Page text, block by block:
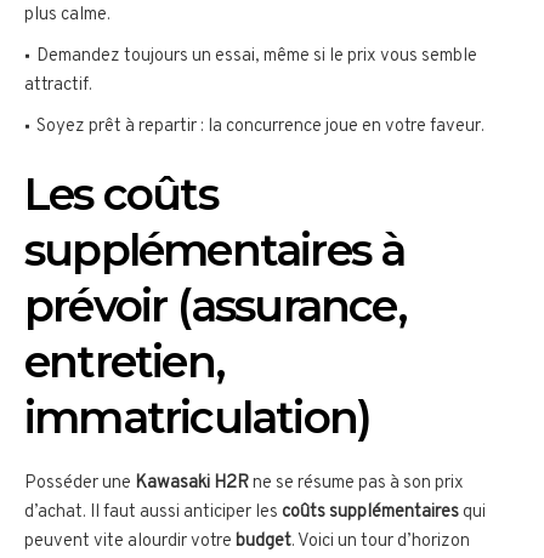
plus calme.
Demandez toujours un essai, même si le prix vous semble
attractif.
Soyez prêt à repartir : la concurrence joue en votre faveur.
Les coûts
supplémentaires à
prévoir (assurance,
entretien,
immatriculation)
Posséder une Kawasaki H2Rne se résume pas à son prix
d’achat. Il faut aussi anticiper les coûts supplémentaires qui
peuvent vite alourdir votre budget. Voici un tour d’horizon